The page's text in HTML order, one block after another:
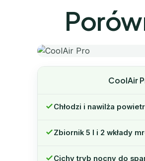
CoolAir
Chłodzi i nawilża
Zbiornik 5 l i 2 wkłady
Cichy tryb nocny do